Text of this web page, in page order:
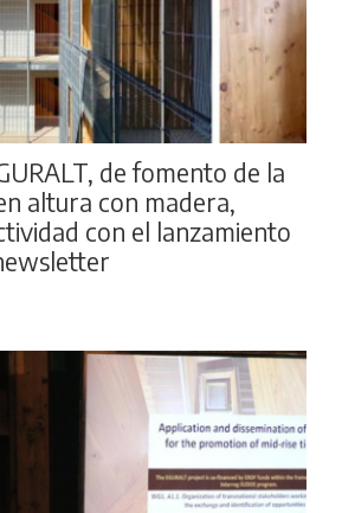
de fomento de la
altura con madera,
con el lanzamiento